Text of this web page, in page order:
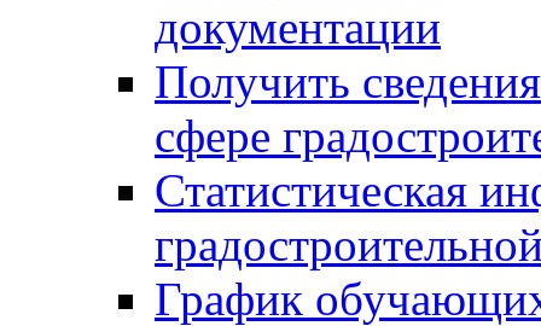
документации
Получить
сфере
Статистическая
График